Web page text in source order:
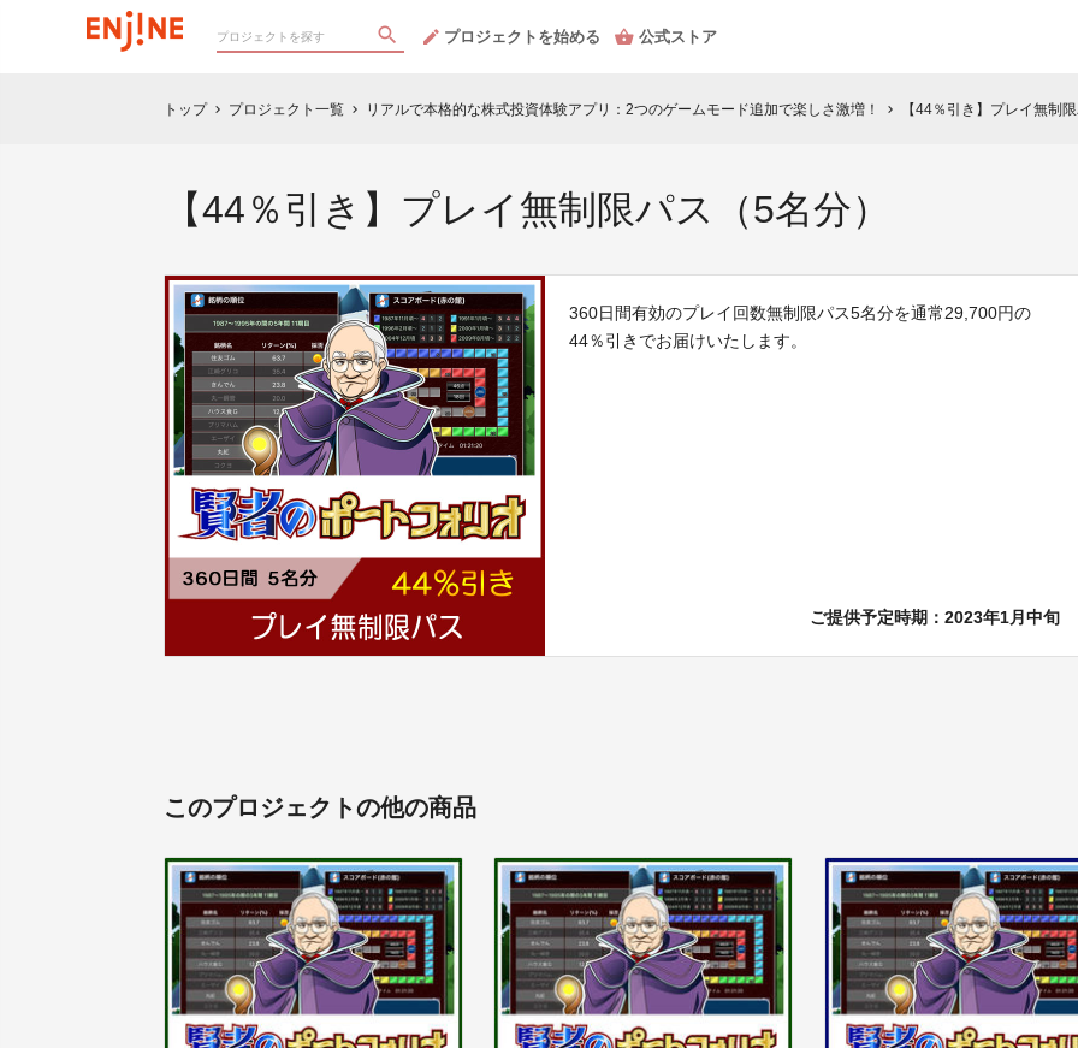
プロジェクトを始める 公式ストア
トップ chevron_right プロジェクト一覧 chevron_right リアルで本格的な株式投資体験アプリ：2つのゲームモード追加で楽しさ激増！ chevron_right 【44％引き】プレイ無制
【44％引き】プレイ無制限パス（5名分）
360日間有効のプレイ回数無制限パス5名分を通常29,700円の
44％引きでお届けいたします。
ご提供予定時期：2023年1月中旬
このプロジェクトの他の商品